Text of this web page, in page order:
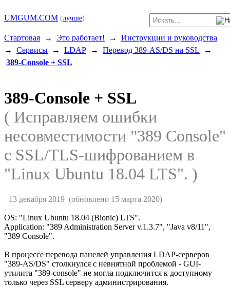
UMGUM.COM (лучше)
Стартовая → Это работает! → Инструкции и руководства
→ Сервисы → LDAP → Перевод 389-AS/DS на SSL →
389-Console + SSL
389-Console + SSL
( Исправляем ошибки
несовместимости "389 Console"
с SSL/TLS-шифрованием в
"Linux Ubuntu 18.04 LTS". )
13 декабря 2019(обновлено 15 марта 2020)
OS: "Linux Ubuntu 18.04 (Bionic) LTS".
Application: "389 Administration Server v.1.3.7", "Java v8/11",
"389 Console".
В процессе перевода панелей управления LDAP-серверов
"389-AS/DS" столкнулся с невнятной проблемой - GUI-
утилита "389-console" не могла подключится к доступному
только через SSL серверу администрирования.